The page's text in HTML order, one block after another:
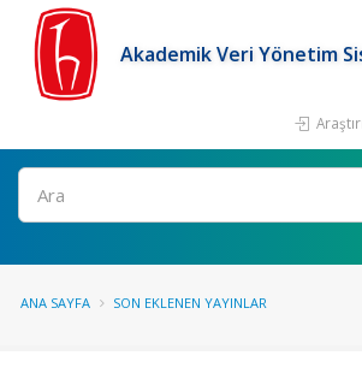
Akademik Veri Yönetim
Ara
ANA SAYFA SON EKLENEN YAYINLAR